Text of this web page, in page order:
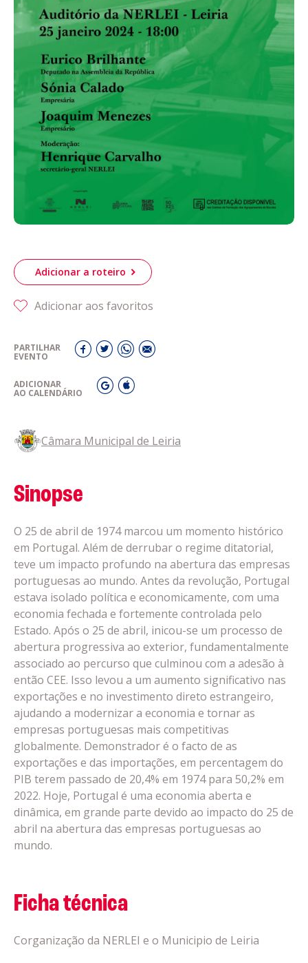
Adicionar a roteiro
Adicionar aos favoritos
PARTILHAR
EVENTO
ADICIONAR
AO CALENDÁRIO
Câmara Municipal de Leiria
Sinopse
O 25 de abril de 1974 marcou um momento histórico
em Portugal. Além de derrubar o regime ditatorial,
teve um impacto profundo na abertura das empresas
portuguesas ao mundo. Antes da revolução, Portugal
estava isolado política e economicamente, com uma
economia fechada e fortemente controlada pelo
Estado. Após o 25 de abril, inicou-se um processo de
abertura progressiva ao exterior, fundamentalmente
associado ao percurso que culminou com a adesão à
então CEE. Isso levou a um aumento significativo nas
exportações e no investimento direto estrangeiro,
ajudando a modernizar a economia e tornar as
empresas portuguesas mais competitivas
globalmente. Demonstrador é o facto de as
exportações e das importações, em percentagem do
PIB terem passado de 20,4% em 1974 para 50,2% em
2022. Hoje, Portugal é uma economia aberta e
dinâmica, em grande parte devido ao impacto do 25 de
abril na abertura das empresas portuguesas ao
mundo.
Ficha técnica
Corganização da NERLEI e o Municipio de Leiria